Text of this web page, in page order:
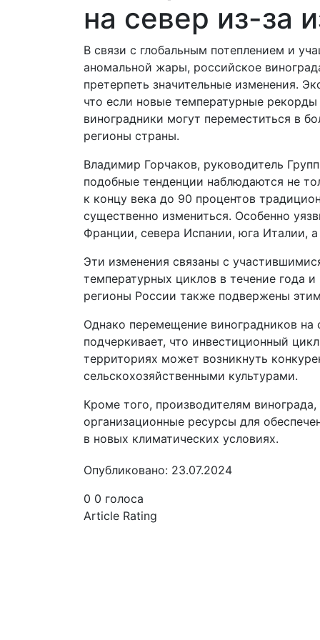
на север из-за
В связи с глобальным потеплением и
аномальной жары, российское
претерпеть значительные изменения.
что если новые температурные
виноградники могут переместиться в
регионы страны.
Владимир Горчаков, руководитель
подобные тенденции наблюдаются не
к концу века до 90 процентов
существенно измениться. Особенно
Франции, севера Испании, юга Италии,
Эти изменения связаны с
температурных циклов в течение года
регионы России также подвержены
Однако перемещение виноградников
подчеркивает, что инвестиционный
территориях может возникнуть
сельскохозяйственными культурами.
Кроме того, производителям
организационные ресурсы для
в новых климатических условиях.
Опубликовано: 23.07.2024
0 0 голоса
Article Rating